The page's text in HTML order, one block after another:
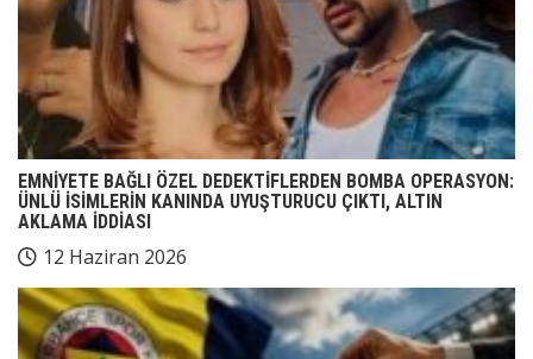
EMNİYETE BAĞLI ÖZEL DEDEKTİFLERDEN BOMBA OPERASYON:
ÜNLÜ İSİMLERİN KANINDA UYUŞTURUCU ÇIKTI, ALTIN
AKLAMA İDDİASI
12 Haziran 2026